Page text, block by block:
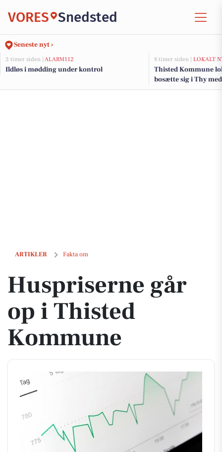
VORES Snedsted
Seneste nyt ›
3 timer siden | ALARM112
Ildløs i mødding under kontrol
8 timer siden | LOKALT
Thisted Kommune
bosætte sig i Thy
tilflytterguide
ARTIKLER Fakta om
Huspriserne går op i Thisted Kommune
Huspriserne går
op i Thisted
Kommune